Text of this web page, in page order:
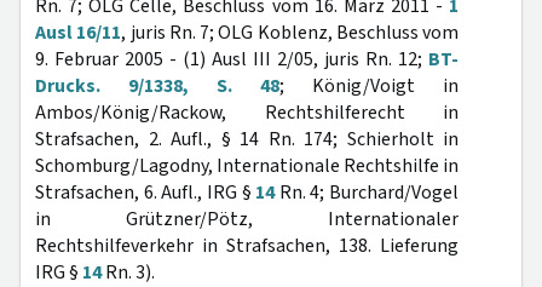
Rn. 7; OLG Celle, Beschluss vom 16. März 2011 - 1
Ausl 16/11, juris Rn. 7; OLG Koblenz, Beschluss vom
9. Februar 2005 - (1) Ausl III 2/05, juris Rn. 12; BT-
Drucks. 9/1338, S. 48; König/Voigt in
Ambos/König/Rackow, Rechtshilferecht in
Strafsachen, 2. Aufl., § 14 Rn. 174; Schierholt in
Schomburg/Lagodny, Internationale Rechtshilfe in
Strafsachen, 6. Aufl., IRG § 14Rn. 4; Burchard/Vogel
in Grützner/Pötz, Internationaler
Rechtshilfeverkehr in Strafsachen, 138. Lieferung
IRG § 14Rn. 3).